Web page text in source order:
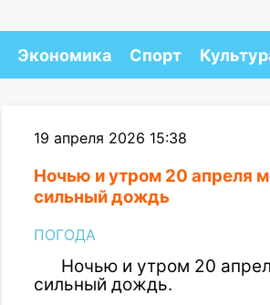
Экономика Спорт
19 апреля 2026 15:38
Ночью и утром 20 апреля
сильный дождь
ПОГОДА
Ночью и утром 20
сильный дождь.